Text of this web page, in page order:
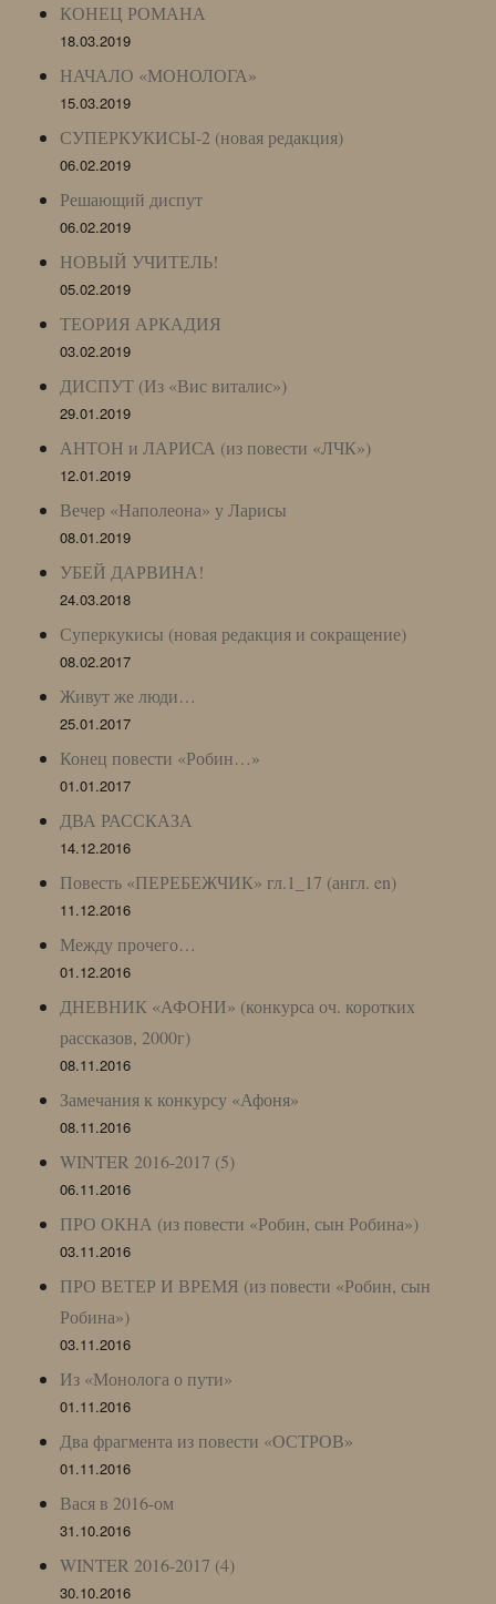
КОНЕЦ РОМАНА
18.03.2019
НАЧАЛО «МОНОЛОГА»
15.03.2019
СУПЕРКУКИСЫ-2 (новая редакция)
06.02.2019
Решающий диспут
06.02.2019
НОВЫЙ УЧИТЕЛЬ!
05.02.2019
ТЕОРИЯ АРКАДИЯ
03.02.2019
ДИСПУТ (Из «Вис виталис»)
29.01.2019
АНТОН и ЛАРИСА (из повести «ЛЧК»)
12.01.2019
Вечер «Наполеона» у Ларисы
08.01.2019
УБЕЙ ДАРВИНА!
24.03.2018
Суперкукисы (новая редакция и сокращение)
08.02.2017
Живут же люди…
25.01.2017
Конец повести «Робин…»
01.01.2017
ДВА РАССКАЗА
14.12.2016
Повесть «ПЕРЕБЕЖЧИК» гл.1_17 (англ. en)
11.12.2016
Между прочего…
01.12.2016
ДНЕВНИК «АФОНИ» (конкурса оч. коротких
рассказов, 2000г)
08.11.2016
Замечания к конкурсу «Афоня»
08.11.2016
WINTER 2016-2017 (5)
06.11.2016
ПРО ОКНА (из повести «Робин, сын Робина»)
03.11.2016
ПРО ВЕТЕР И ВРЕМЯ (из повести «Робин, сын
Робина»)
03.11.2016
Из «Монолога о пути»
01.11.2016
Два фрагмента из повести «ОСТРОВ»
01.11.2016
Вася в 2016-ом
31.10.2016
WINTER 2016-2017 (4)
30.10.2016